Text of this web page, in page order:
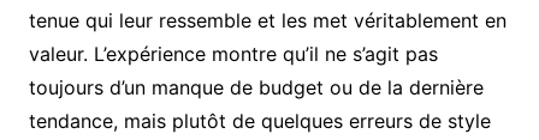
tenue qui leur ressemble et les met véritablement en
valeur. L’expérience montre qu’il ne s’agit pas
toujours d’un manque de budget ou de la dernière
tendance, mais plutôt de quelques erreurs de style